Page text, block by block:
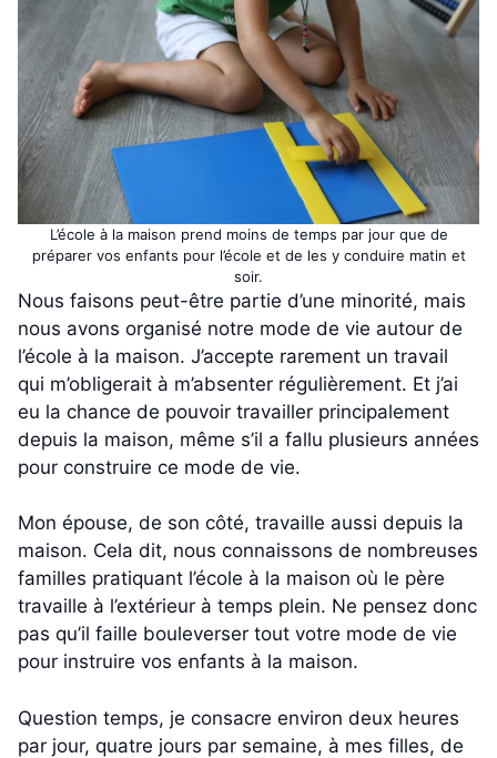
L’école à la maison prend moins de temps par jour que de
préparer vos enfants pour l’école et de les y conduire matin et
soir.
Nous faisons peut-être partie d’une minorité, mais
nous avons organisé notre mode de vie autour de
l’école à la maison. J’accepte rarement un travail
qui m’obligerait à m’absenter régulièrement. Et j’ai
eu la chance de pouvoir travailler principalement
depuis la maison, même s’il a fallu plusieurs années
pour construire ce mode de vie.
Mon épouse, de son côté, travaille aussi depuis la
maison. Cela dit, nous connaissons de nombreuses
familles pratiquant l’école à la maison où le père
travaille à l’extérieur à temps plein. Ne pensez donc
pas qu’il faille bouleverser tout votre mode de vie
pour instruire vos enfants à la maison.
Question temps, je consacre environ deux heures
par jour, quatre jours par semaine, à mes filles, de